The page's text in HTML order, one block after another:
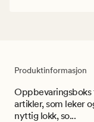
Produktinformasjon
Oppbevaringsboks
artikler, som leker
nyttig lokk, so...